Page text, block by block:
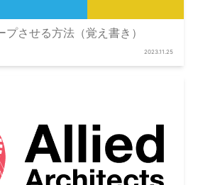
させる方法（覚え書き）
2023.11.25